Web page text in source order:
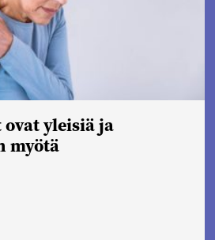
yleisiä ja
myötä